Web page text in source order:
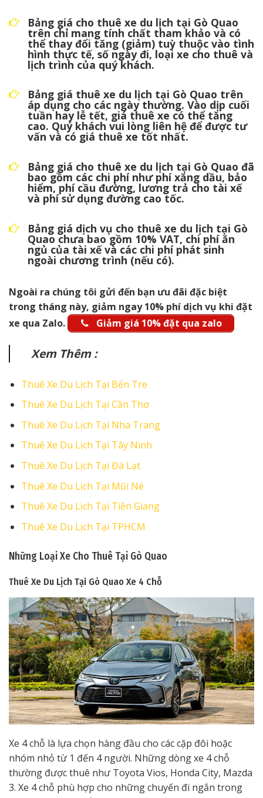
Bảng giá cho thuê xe du lịch tại Gò Quao
trên chỉ mang tính chất tham khảo và có
thể thay đổi tăng (giảm) tuỳ thuộc vào tình
hình thực tế, số ngày đi, loại xe cho thuê và
lịch trình của quý khách.
Bảng giá thuê xe du lịch tại Gò Quao trên
áp dụng cho các ngày thường. Vào dịp cuối
tuần hay lễ tết, giá thuê xe có thể tăng
cao. Quý khách vui lòng liên hệ để được tư
vấn và có giá thuê xe tốt nhất.
Bảng giá cho thuê xe du lịch tại Gò Quao đã
bao gồm các chi phí như phí xăng dầu, bảo
hiểm, phí cầu đường, lương trả cho tài xế
và phí sử dụng đường cao tốc.
Bảng giá dịch vụ cho thuê xe du lịch tại Gò
Quao chưa bao gồm 10% VAT, chi phí ăn
ngủ của tài xế và các chi phí phát sinh
ngoài chương trình (nếu có).
Ngoài ra chúng tôi gửi đến bạn ưu đãi đặc biệt
trong tháng này, giảm ngay 10% phí dịch vụ khi đặt
xe qua Zalo.
Giảm giá 10% đặt qua zalo
Xem Thêm :
Thuê Xe Du Lịch Tại Bến Tre
Thuê Xe Du Lịch Tại Cần Thơ
Thuê Xe Du Lịch Tại Nha Trang
Thuê Xe Du Lịch Tại Tây Ninh
Thuê Xe Du Lịch Tại Đà Lạt
Thuê Xe Du Lịch Tại Mũi Né
Thuê Xe Du Lịch Tại Tiền Giang
Thuê Xe Du Lịch Tại TPHCM
Những Loại Xe Cho Thuê Tại Gò Quao
Thuê Xe Du Lịch Tại Gò Quao Xe 4 Chỗ
Xe 4 chỗ là lựa chọn hàng đầu cho các cặp đôi hoặc
nhóm nhỏ từ 1 đến 4 người. Những dòng xe 4 chỗ
thường được thuê như Toyota Vios, Honda City, Mazda
3. Xe 4 chỗ phù hợp cho những chuyến đi ngắn trong